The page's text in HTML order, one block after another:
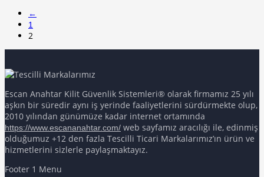
←
1
2
Escan Anahtar Kilit Güvenlik Sistemleri® olarak firmamız 25 yılı
aşkın bir süredir aynı iş yerinde faaliyetlerini sürdürmekte olup,
2010 yılından günümüze kadar internet ortamında
https://www.escananahtar.com/ web sayfamız aracılığı ile, edinmiş
olduğumuz +12 den fazla Tescilli Ticari Markalarımız’ın ürün ve
hizmetlerini sizlerle paylaşmaktayız.
Footer 1 Menu